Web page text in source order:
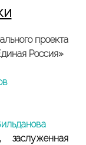
проекта
Россия»